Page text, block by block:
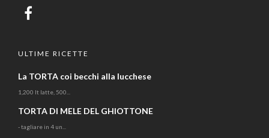
ULTIME RICETTE
La TORTA coi becchi alla lucchese
1,200 lt latte, 500...
TORTA DI MELE DEL GHIOTTONE
- tagliare in 4 un...